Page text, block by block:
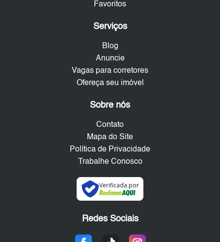
Favoritos
Serviços
Blog
Anuncie
Vagas para corretores
Ofereça seu imóvel
Sobre nós
Contato
Mapa do Site
Política de Privacidade
Trabalhe Conosco
Verificada por
Redes Sociais